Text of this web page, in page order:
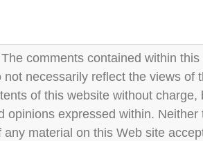
comments contained within
not necessarily reflect the views of
of this website without
opinions expressed within.
any material on this Web site